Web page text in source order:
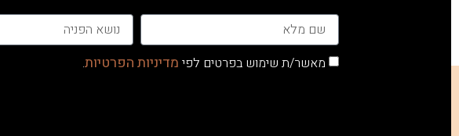
מאשר/ת שימוש בפרטים לפי מדיניות הפרטיות.